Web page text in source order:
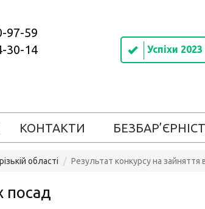
97-59
30-14
Успіхи 2023
КОНТАКТИ
області Результат конкурсу на зайняття
посад